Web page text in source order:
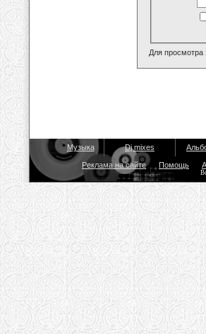
Для просмотра
Музыка Dj mixes
Реклама на сайте Помощь